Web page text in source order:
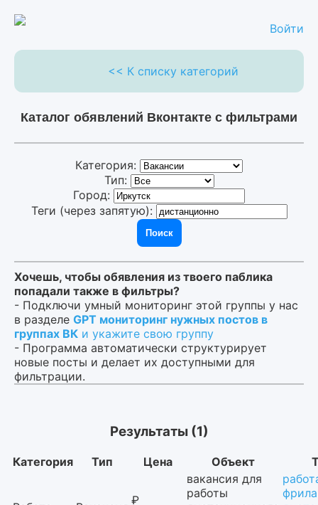
Войти
<< К списку категорий
Каталог обявлений Вконтакте с фильтрами
Категория:
Тип:
Город:
Теги (через запятую):
Поиск
Хочешь, чтобы обявления из твоего паблика
попадали также в фильтры?
- Подключи умный мониторинг этой группы у нас
в разделе GPT мониторинг нужных постов в
группах ВК и укажите свою группу
- Программа автоматически структурирует
новые посты и делает их доступными для
фильтрации.
Результаты (1)
Категория Тип Цена Объект
₽
вакансия для
работы